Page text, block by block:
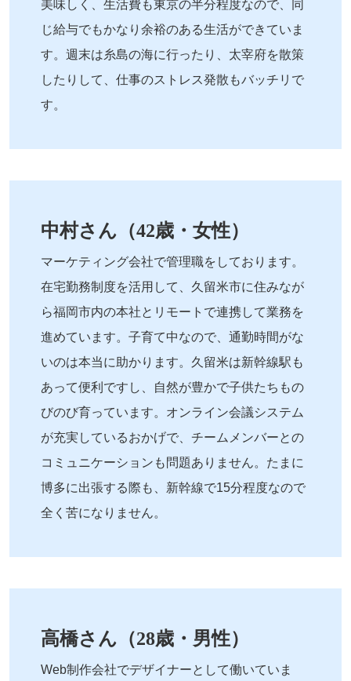
美味しく、生活費も東京の半分程度なので、同
じ給与でもかなり余裕のある生活ができていま
す。週末は糸島の海に行ったり、太宰府を散策
したりして、仕事のストレス発散もバッチリで
す。
中村さん（42歳・女性）
マーケティング会社で管理職をしております。
在宅勤務制度を活用して、久留米市に住みなが
ら福岡市内の本社とリモートで連携して業務を
進めています。子育て中なので、通勤時間がな
いのは本当に助かります。久留米は新幹線駅も
あって便利ですし、自然が豊かで子供たちもの
びのび育っています。オンライン会議システム
が充実しているおかげで、チームメンバーとの
コミュニケーションも問題ありません。たまに
博多に出張する際も、新幹線で15分程度なので
全く苦になりません。
高橋さん（28歳・男性）
Web制作会社でデザイナーとして働いていま